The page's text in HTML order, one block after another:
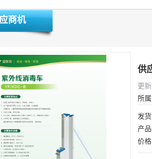
商机
供
更
所属
发
产品
价格